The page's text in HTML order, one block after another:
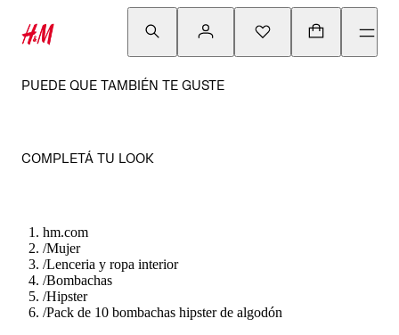
PUEDE QUE TAMBIÉN TE GUSTE
COMPLETÁ TU LOOK
hm.com
/Mujer
/Lenceria y ropa interior
/Bombachas
/Hipster
/Pack de 10 bombachas hipster de algodón